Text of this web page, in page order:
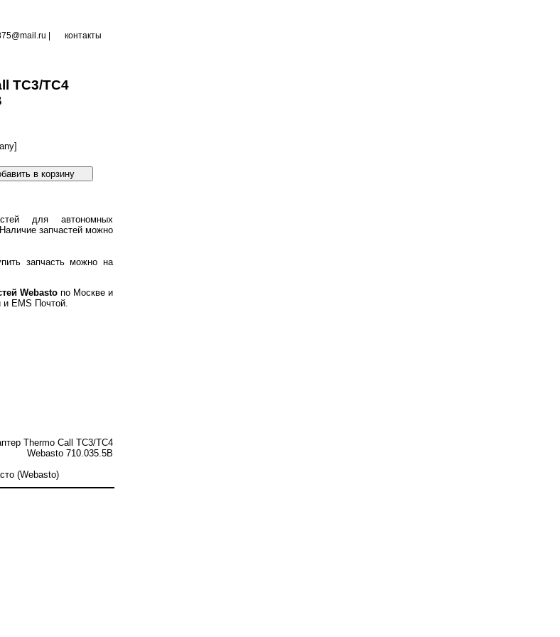
| контакты
TC3/TC4
в корзину
для автономных
Наличие запчастей можно
запчасть можно на
Webasto по Москве и
EMS Почтой.
Thermo Call TC3/TC4
Webasto 710.035.5B
(Webasto)